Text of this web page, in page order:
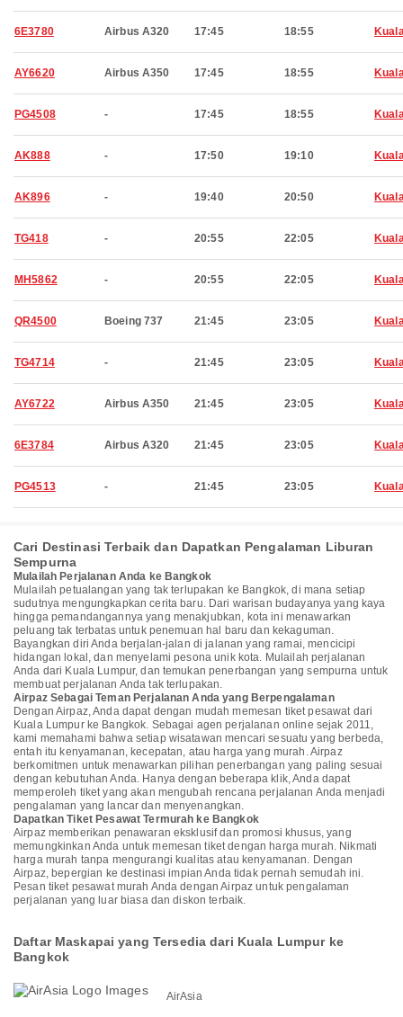
6E3780 Airbus A320 17:45 18:55
AY6620 Airbus A350 17:45 18:55
PG4508 - 17:45 18:55
AK888 - 17:50 19:10
AK896 - 19:40 20:50
TG418 - 20:55 22:05
MH5862 - 20:55 22:05
QR4500 Boeing 737 21:45 23:05
TG4714 - 21:45 23:05
AY6722 Airbus A350 21:45 23:05
6E3784 Airbus A320 21:45 23:05
PG4513 - 21:45 23:05
Cari Destinasi Terbaik dan Dapatkan Pengalaman Liburan
Sempurna
Mulailah Perjalanan Anda ke Bangkok
Mulailah petualangan yang tak terlupakan ke Bangkok, di mana setiap
sudutnya mengungkapkan cerita baru. Dari warisan budayanya yang kaya
hingga pemandangannya yang menakjubkan, kota ini menawarkan
peluang tak terbatas untuk penemuan hal baru dan kekaguman.
Bayangkan diri Anda berjalan-jalan di jalanan yang ramai, mencicipi
hidangan lokal, dan menyelami pesona unik kota. Mulailah perjalanan
Anda dari Kuala Lumpur, dan temukan penerbangan yang sempurna untuk
membuat perjalanan Anda tak terlupakan.
Airpaz Sebagai Teman Perjalanan Anda yang Berpengalaman
Dengan Airpaz, Anda dapat dengan mudah memesan tiket pesawat dari
Kuala Lumpur ke Bangkok. Sebagai agen perjalanan online sejak 2011,
kami memahami bahwa setiap wisatawan mencari sesuatu yang berbeda,
entah itu kenyamanan, kecepatan, atau harga yang murah. Airpaz
berkomitmen untuk menawarkan pilihan penerbangan yang paling sesuai
dengan kebutuhan Anda. Hanya dengan beberapa klik, Anda dapat
memperoleh tiket yang akan mengubah rencana perjalanan Anda menjadi
pengalaman yang lancar dan menyenangkan.
Dapatkan Tiket Pesawat Termurah ke Bangkok
Airpaz memberikan penawaran eksklusif dan promosi khusus, yang
memungkinkan Anda untuk memesan tiket dengan harga murah. Nikmati
harga murah tanpa mengurangi kualitas atau kenyamanan. Dengan
Airpaz, bepergian ke destinasi impian Anda tidak pernah semudah ini.
Pesan tiket pesawat murah Anda dengan Airpaz untuk pengalaman
perjalanan yang luar biasa dan diskon terbaik.
Daftar Maskapai yang Tersedia dari Kuala Lumpur ke
Bangkok
AirAsia